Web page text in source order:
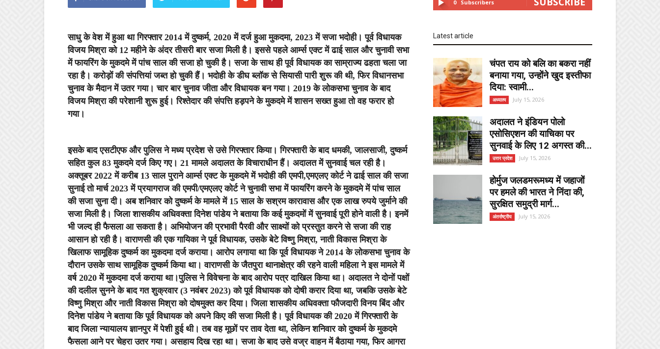
साधु के वेश में हुआ था गिरफ्तार 2014 में दुष्कर्म, 2020 में दर्ज हुआ मुकदमा, 2023 में सजा भदोही। पूर्व विधायक
विजय मिश्रा को 12 महीने के अंदर तीसरी बार सजा मिली है। इससे पहले आर्म्स एक्ट में ढाई साल और चुनावी सभा
में फायरिंग के मुकदमे में पांच साल की सजा हो चुकी है। सजा के साथ ही पूर्व विधायक का साम्राज्य ढहता चला जा
रहा है। करोड़ों की संपत्तियां जब्त हो चुकी हैं। भदोही के डीघ ब्लॉक से सियासी पारी शुरू की थी, फिर विधानसभा
चुनाव के मैदान में उतर गया। चार बार चुनाव जीता और विधायक बन गया। 2019 के लोकसभा चुनाव के बाद
विजय मिश्रा की परेशानी शुरू हुई। रिश्तेदार की संपत्ति हड़पने के मुकदमे में शासन सख्त हुआ तो वह फरार हो
गया।
इसके बाद एसटीएफ और पुलिस ने मध्य प्रदेश से उसे गिरफ्तार किया। गिरफ्तारी के बाद धमकी, जालसाजी, दुष्कर्म
सहित कुल 83 मुकदमे दर्ज किए गए। 21 मामले अदालत के विचाराधीन हैं। अदालत में सुनवाई चल रही है।
अक्तूबर 2022 में करीब 13 साल पुराने आर्म्स एक्ट के मुकदमे में भदोही की एमपी,एमएलए कोर्ट ने ढाई साल की सजा
सुनाई तो मार्च 2023 में प्रयागराज की एमपी/एमएलए कोर्ट ने चुनावी सभा में फायरिंग करने के मुकदमे में पांच साल
की सजा सुना दी। अब शनिवार को दुष्कर्म के मामले में 15 साल के सश्रम कारावास और एक लाख रुपये जुर्माने की
सजा मिली है। जिला शासकीय अधिवक्ता दिनेश पांडेय ने बताया कि कई मुकदमों में सुनवाई पूरी होने वाली है। इनमें
भी जल्द ही फैसला आ सकता है। अभियोजन की प्रभावी पैरवी और साक्ष्यों को प्रस्तुत करने से सजा की राह
आसान हो रही है। वाराणसी की एक गायिका ने पूर्व विधायक, उसके बेटे विष्णु मिश्रा, नाती विकास मिश्रा के
खिलाफ सामूहिक दुष्कर्म का मुकदमा दर्ज कराया। आरोप लगाया था कि पूर्व विधायक ने 2014 के लोकसभा चुनाव के
दौरान उसके साथ सामूहिक दुष्कर्म किया था। वाराणसी के जैतपुरा थानाक्षेत्र की रहने वाली महिला ने इस मामले में
वर्ष 2020 में मुकदमा दर्ज कराया था।पुलिस ने विवेचना के बाद आरोप पत्र दाखिल किया था। अदालत ने दोनों पक्षों
की दलील सुनने के बाद गत शुक्रवार (3 नवंबर 2023) को पूर्व विधायक को दोषी करार दिया था, जबकि उसके बेटे
विष्णु मिश्रा और नाती विकास मिश्रा को दोषमुक्त कर दिया। जिला शासकीय अधिवक्ता फौजदारी विनय बिंद और
दिनेश पांडेय ने बताया कि पूर्व विधायक को अपने किए की सजा मिली है। पूर्व विधायक की 2020 में गिरफ्तारी के
बाद जिला न्यायालय ज्ञानपुर में पेशी हुई थी। तब वह मूछों पर ताव देता था, लेकिन शनिवार को दुष्कर्म के मुकदमे
फैसला आने पर चेहरा उतर गया। असहाय दिख रहा था। सजा के बाद उसे वज्र वाहन में बैठाया गया, फिर आगरा
0 Subscribers
Latest article
चंपत राय को बलि का बकरा नहीं
बनाया गया, उन्होंने खुद इस्तीफा
दिया: स्वामी...
अध्यात्म July 15, 2026
अदालत ने इंडियन पोलो
एसोसिएशन की याचिका पर
सुनवाई के लिए 12 अगस्त की...
उत्तर प्रदेश July 15, 2026
होर्मुज जलडमरूमध्य में जहाजों
पर हमले की भारत ने निंदा की,
सुरक्षित समुद्री मार्ग...
अंतर्राष्ट्रीय July 15, 2026